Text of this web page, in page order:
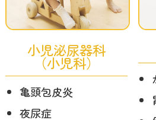
小児泌尿器科
（小児科）
亀頭包皮炎
夜尿症